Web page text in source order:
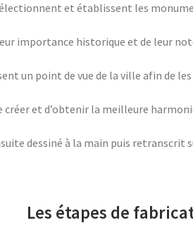
et établissent les
importance historique et de leur
un point de vue de la ville afin de
créer et d’obtenir la meilleure
dessiné à la main puis retranscrit
Les étapes de